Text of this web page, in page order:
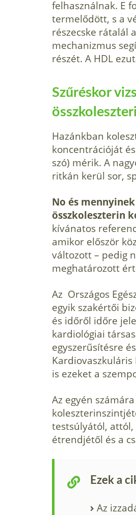
felhasználnak. E
termelődött, s a
részecske rátalál
mechanizmus
részét. A HDL
Szűréskor
Hazánkban
koncentrációját
szó) mérik. A
ritkán kerül sor,
No és
összkoleszterin
kívánatos
amikor először
változott – pedig
meghatározott
Az Országos
egyik szakértői
és időről időre
kardiológiai
egyszerűsítésre
is ezeket a
Az egyén
testsúlyától, attól,
étrendjétől és a
Ezek a
Az